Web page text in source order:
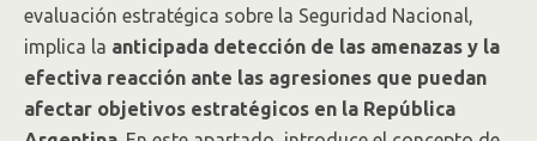
evaluación estratégica sobre la Seguridad Nacional,
implica la anticipada detección de las amenazas y la
efectiva reacción ante las agresiones que puedan
afectar objetivos estratégicos en la República